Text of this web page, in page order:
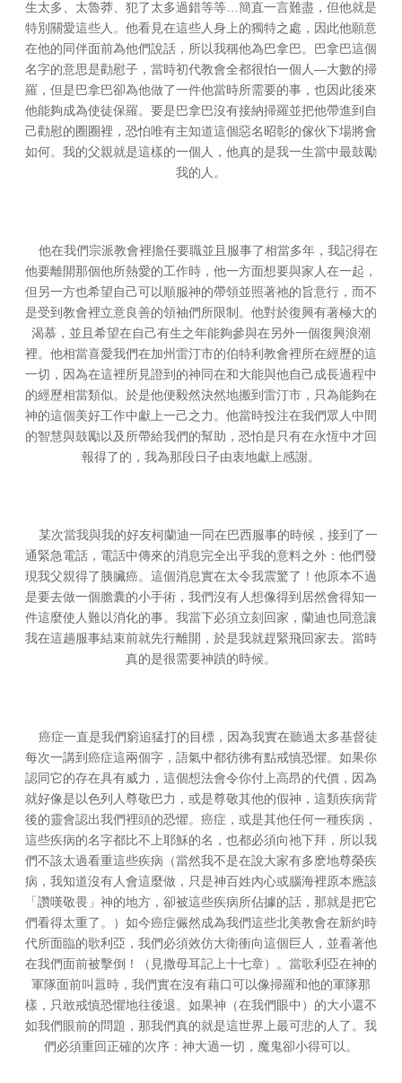
生太多、太魯莽、犯了太多過錯等等
簡直一言難盡，但他就是
特別關愛這些人。他看見在這些人身上的獨特之處，因此他願意
在他的同伴面前為他們說話，所以我稱他為巴拿巴。巴拿巴這個
名字的意思是勸慰子，當時初代教會全都很怕一個人—大數的掃
羅，但是巴拿巴卻為他做了一件他當時所需要的事，也因此後來
他能夠成為使徒保羅。要是巴拿巴沒有接納掃羅並把他帶進到自
己勸慰的圈圈裡，恐怕唯有主知道這個惡名昭彰的傢伙下場將會
如何。我的父親就是這樣的一個人，他真的是我一生當中最鼓勵
我的人。
他在我們宗派教會裡擔任要職並且服事了相當多年，我記得在
他要離開那個他所熱愛的工作時，他一方面想要與家人在一起，
但另一方也希望自己可以順服神的帶領並照著祂的旨意行，而不
是受到教會裡立意良善的領袖們所限制。他對於復興有著極大的
渴慕，並且希望在自己有生之年能夠參與在另外一個復興浪潮
裡。他相當喜愛我們在加州雷汀市的伯特利教會裡所在經歷的這
一切，因為在這裡所見證到的神同在和大能與他自己成長過程中
的經歷相當類似。於是他便毅然決然地搬到雷汀市，只為能夠在
神的這個美好工作中獻上一己之力。他當時投注在我們眾人中間
的智慧與鼓勵以及所帶給我們的幫助，恐怕是只有在永恆中才回
報得了的，我為那段日子由衷地獻上感謝。
某次當我與我的好友柯蘭迪一同在巴西服事的時候，接到了一
通緊急電話，電話中傳來的消息完全出乎我的意料之外：他們發
現我父親得了胰臟癌。這個消息實在太令我震驚了！他原本不過
是要去做一個膽囊的小手術，我們沒有人想像得到居然會得知一
件這麼使人難以消化的事。我當下必須立刻回家，蘭迪也同意讓
我在這趟服事結束前就先行離開，於是我就趕緊飛回家去。當時
真的是很需要神蹟的時候。
癌症一直是我們窮追猛打的目標，因為我實在聽過太多基督徒
每次一講到癌症這兩個字，語氣中都彷彿有點戒慎恐懼。如果你
認同它的存在具有威力，這個想法會令你付上高昂的代價，因為
就好像是以色列人尊敬巴力，或是尊敬其他的假神，這類疾病背
後的靈會認出我們裡頭的恐懼。癌症，或是其他任何一種疾病，
這些疾病的名字都比不上耶穌的名，也都必須向祂下拜，所以我
們不該太過看重這些疾病（當然我不是在說大家有多麽地尊榮疾
病，我知道沒有人會這麼做，只是神百姓內心或腦海裡原本應該
「讚嘆敬畏」神的地方，卻被這些疾病所佔據的話，那就是把它
們看得太重了。）如今癌症儼然成為我們這些北美教會在新約時
代所面臨的歌利亞，我們必須效仿大衛衝向這個巨人，並看著他
在我們面前被擊倒！（見撒母耳記上十七章）。當歌利亞在神的
軍隊面前叫囂時，我們實在沒有藉口可以像掃羅和他的軍隊那
樣，只敢戒慎恐懼地往後退。如果神（在我們眼中）的大小還不
如我們眼前的問題，那我們真的就是這世界上最可悲的人了。我
們必須重回正確的次序：神大過一切，魔鬼卻小得可以。